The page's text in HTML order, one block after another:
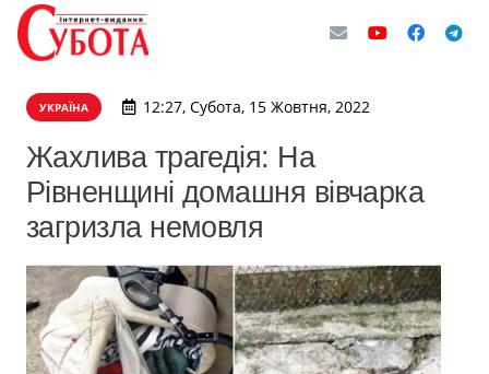
УКРАЇНА 12:27, Субота, 15 Жовтня, 2022
Жахлива трагедія: На
Рівненщині домашня вівчарка
загризла немовля